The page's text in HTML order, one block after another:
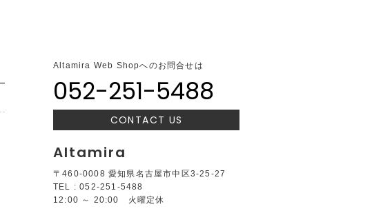
Altamira Web Shopへのお問合せは
052-251-5488
CONTACT US
Altamira
〒460-0008 愛知県名古屋市中区3-25-27
TEL : 052-251-5488
12:00 ～ 20:00 火曜定休